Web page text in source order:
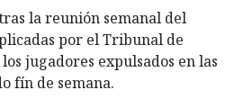
la reunión semanal del
por el Tribunal de
jugadores expulsados en las
fín de semana.